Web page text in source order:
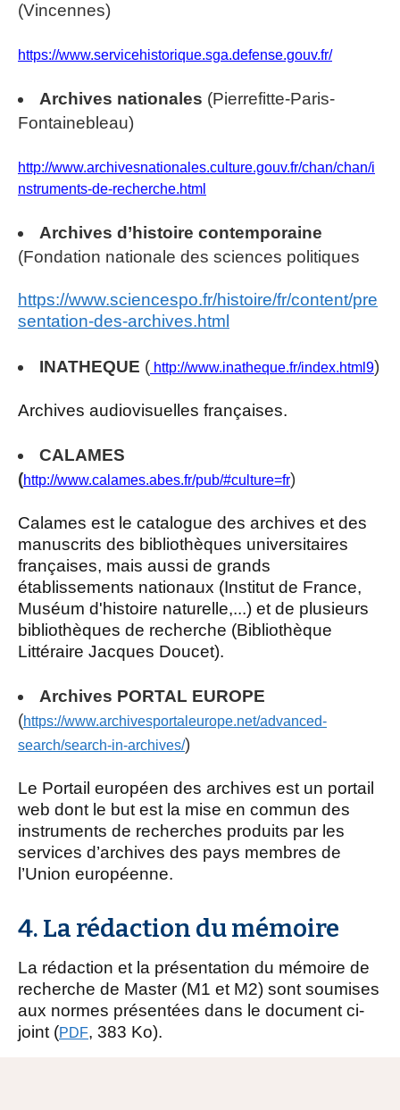
(Vincennes)
https://www.servicehistorique.sga.defense.gouv.fr/
Archives nationales (Pierrefitte-Paris-
Fontainebleau)
http://www.archivesnationales.culture.gouv.fr/chan/chan/i
nstruments-de-recherche.html
Archives d’histoire contemporaine
(Fondation nationale des sciences politiques
https://www.sciencespo.fr/histoire/fr/content/pre
sentation-des-archives.html
INATHEQUE ( http://www.inatheque.fr/index.html9)
Archives audiovisuelles françaises.
CALAMES
(http://www.calames.abes.fr/pub/#culture=fr)
Calames est le catalogue des archives et des
manuscrits des bibliothèques universitaires
françaises, mais aussi de grands
établissements nationaux (Institut de France,
Muséum d'histoire naturelle,...) et de plusieurs
bibliothèques de recherche (Bibliothèque
Littéraire Jacques Doucet).
Archives PORTAL EUROPE
(https://www.archivesportaleurope.net/advanced-
search/search-in-archives/)
Le Portail européen des archives est un portail
web dont le but est la mise en commun des
instruments de recherches produits par les
services d’archives des pays membres de
l’Union européenne.
4. La rédaction du mémoire
La rédaction et la présentation du mémoire de
recherche de Master (M1 et M2) sont soumises
aux normes présentées dans le document ci-
joint (PDF, 383 Ko).